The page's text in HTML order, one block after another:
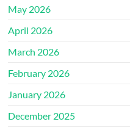
May 2026
April 2026
March 2026
February 2026
January 2026
December 2025